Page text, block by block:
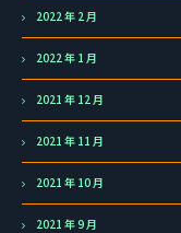
2022 年 2 月
2022 年 1 月
2021 年 12 月
2021 年 11 月
2021 年 10 月
2021 年 9 月